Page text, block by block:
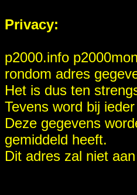
Privacy:
p2000.info
rondom adres
Het is dus ten
Tevens word bij
Deze gegevens
gemiddeld heeft.
Dit adres zal niet